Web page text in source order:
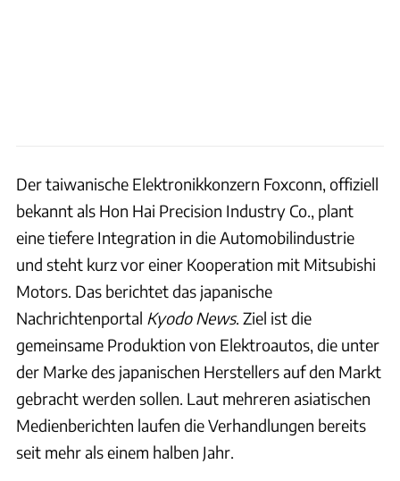
Der taiwanische Elektronikkonzern Foxconn, offiziell
bekannt als Hon Hai Precision Industry Co., plant
eine tiefere Integration in die Automobilindustrie
und steht kurz vor einer Kooperation mit Mitsubishi
Motors. Das berichtet das japanische
Nachrichtenportal Kyodo News. Ziel ist die
gemeinsame Produktion von Elektroautos, die unter
der Marke des japanischen Herstellers auf den Markt
gebracht werden sollen. Laut mehreren asiatischen
Medienberichten laufen die Verhandlungen bereits
seit mehr als einem halben Jahr.